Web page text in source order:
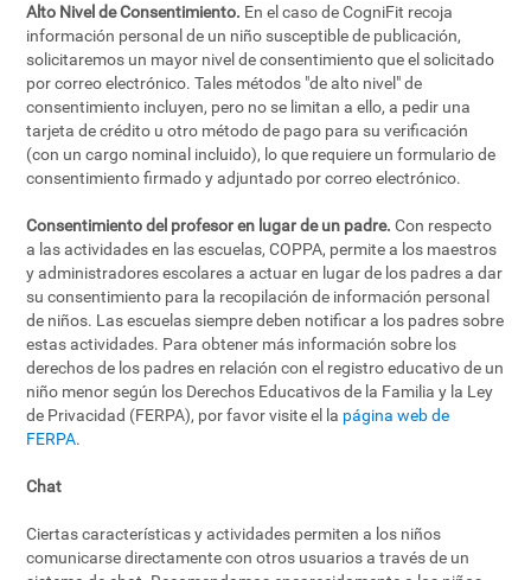
Alto Nivel de Consentimiento. En el caso de CogniFit recoja
información personal de un niño susceptible de publicación,
solicitaremos un mayor nivel de consentimiento que el solicitado
por correo electrónico. Tales métodos "de alto nivel" de
consentimiento incluyen, pero no se limitan a ello, a pedir una
tarjeta de crédito u otro método de pago para su verificación
(con un cargo nominal incluido), lo que requiere un formulario de
consentimiento firmado y adjuntado por correo electrónico.
Consentimiento del profesor en lugar de un padre.Con respecto
a las actividades en las escuelas, COPPA, permite a los maestros
y administradores escolares a actuar en lugar de los padres a dar
su consentimiento para la recopilación de información personal
de niños. Las escuelas siempre deben notificar a los padres sobre
estas actividades. Para obtener más información sobre los
derechos de los padres en relación con el registro educativo de un
niño menor según los Derechos Educativos de la Familia y la Ley
de Privacidad (FERPA), por favor visite el la página web de
FERPA.
Chat
Ciertas características y actividades permiten a los niños
comunicarse directamente con otros usuarios a través de un